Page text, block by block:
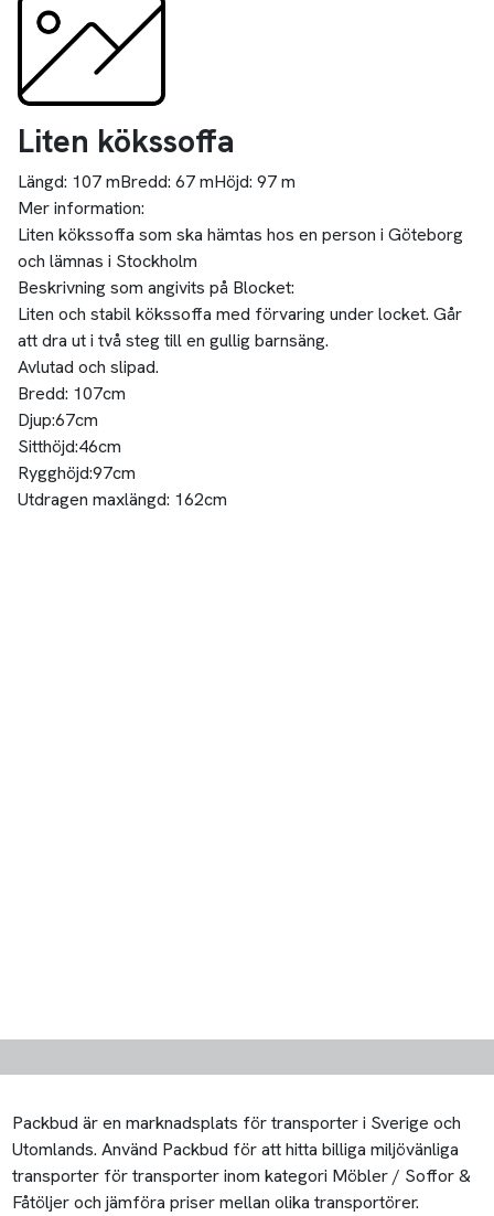
Liten kökssoffa
Längd: 107 mBredd: 67 mHöjd: 97 m
Mer information:
Liten kökssoffa som ska hämtas hos en person i Göteborg
och lämnas i Stockholm
Beskrivning som angivits på Blocket:
Liten och stabil kökssoffa med förvaring under locket. Går
att dra ut i två steg till en gullig barnsäng.
Avlutad och slipad.
Bredd: 107cm
Djup:67cm
Sitthöjd:46cm
Rygghöjd:97cm
Utdragen maxlängd: 162cm
Packbud är en marknadsplats för transporter i Sverige och
Utomlands. Använd Packbud för att hitta billiga miljövänliga
transporter för transporter inom kategori Möbler / Soffor &
Fåtöljer och jämföra priser mellan olika transportörer.